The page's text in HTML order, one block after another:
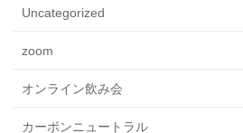
Uncategorized
zoom
オンライン飲み会
カーボンニュートラル